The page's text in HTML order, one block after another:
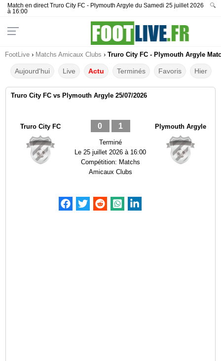
Match en direct Truro City FC - Plymouth Argyle du Samedi 25 juillet 2026
à 16:00
🔍
FootLive › Matchs Amicaux Clubs › Truro City FC - Plymouth Argyle
Aujourd'hui Live Actu Terminés Favoris Hier
Truro City FC vs Plymouth Argyle 25/07/2026
Truro City FC 0 1
Terminé
Le25 juillet 2026 à 16:00
Compétition: Matchs
Amicaux Clubs
Plymouth Argyle